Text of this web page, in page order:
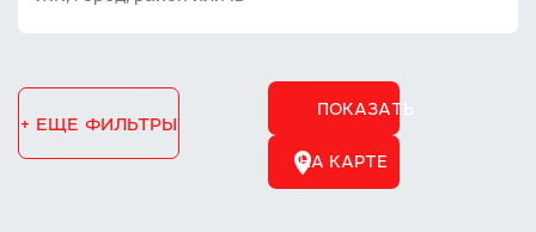
+ ЕЩЕ ФИЛЬТРЫ
ПОКАЗАТЬ
НА КАРТЕ